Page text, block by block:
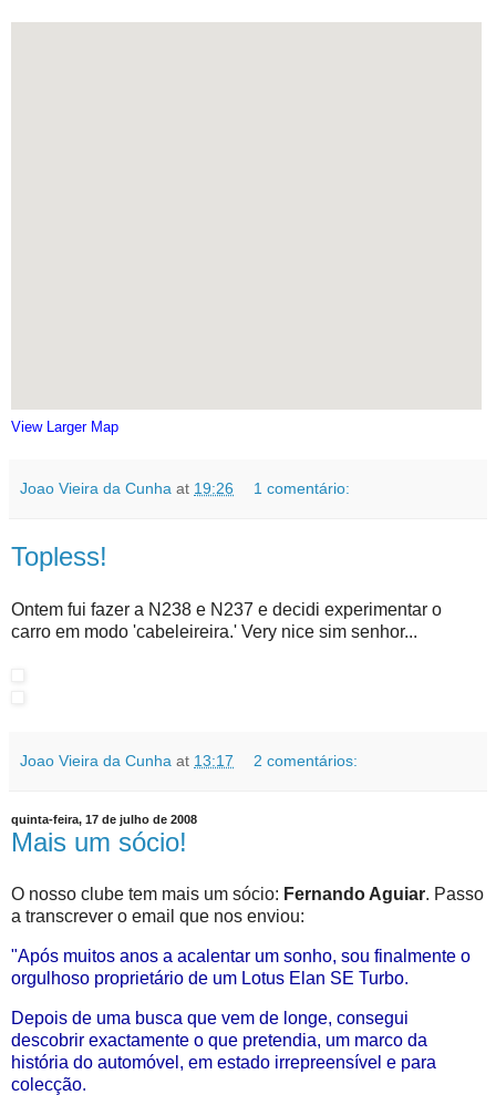
View Larger Map
Joao Vieira da Cunha at 19:26 1 comentário:
Topless!
Ontem fui fazer a N238 e N237 e decidi experimentar o
carro em modo 'cabeleireira.' Very nice sim senhor...
Joao Vieira da Cunha at 13:17 2 comentários:
quinta-feira, 17 de julho de 2008
Mais um sócio!
O nosso clube tem mais um sócio: Fernando Aguiar. Passo
a transcrever o email que nos enviou:
"Após muitos anos a acalentar um sonho, sou finalmente o
orgulhoso proprietário de um Lotus Elan SE Turbo.
Depois de uma busca que vem de longe, consegui
descobrir exactamente o que pretendia, um marco da
história do automóvel, em estado irrepreensível e para
colecção.